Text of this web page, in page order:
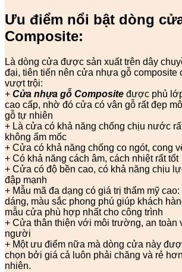
Ưu điểm nổi bật dòng
Composite:
Là dòng cửa được sản xuất trên dây
đại, tiên tiến nên cửa nhựa gỗ composite
vượt trội:
+ Cửa nhựa gỗ Composite được phủ
cao cấp, nhờ đó cửa có vân gỗ rất đẹp
gỗ tự nhiên
+ Là cửa có khả năng chống chịu nước
không ẩm mốc
+ Cửa có khả năng chống co ngót, cong
+ Có khả năng cách âm, cách nhiệt rất tốt
+ Cửa có độ bền cao, có khả năng chịu
đập mạnh
+ Mẫu mã đa dạng có giá trị thẩm mỹ
dáng, màu sắc phong phú giúp khách
mẫu cửa phù hợp nhất cho công trình
+ Cửa thân thiện với môi trường, an toàn
người
+ Một ưu điểm nữa mà dòng cửa này
chọn bởi giá cả luôn phải chăng và rẻ
nhiên.